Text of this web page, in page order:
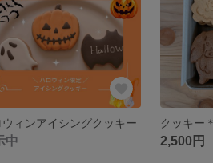
ィンアイシングクッキー
中
クッキー
2,500円